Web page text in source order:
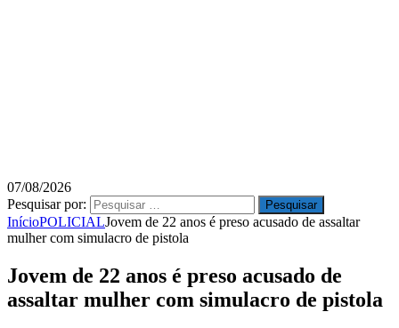
07/08/2026
Pesquisar por:
InícioPOLICIALJovem de 22 anos é preso acusado de assaltar
mulher com simulacro de pistola
Jovem de 22 anos é preso acusado de
assaltar mulher com simulacro de pistola